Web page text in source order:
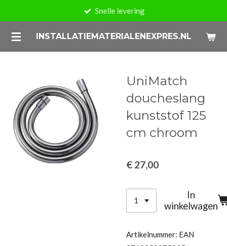
naar
de
INSTALLATIEMATERIALENEXPRES.NL
Snelle levering
UniMatch
doucheslang
kunststof 125
cm chroom
€ 27,00
In
winkelwagen
Artikelnummer: EAN